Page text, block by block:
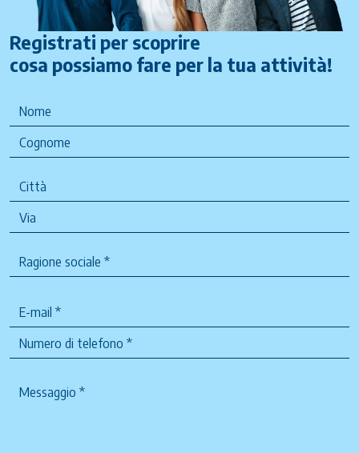
Registrati per scoprire
cosa possiamo fare per la tua attività!